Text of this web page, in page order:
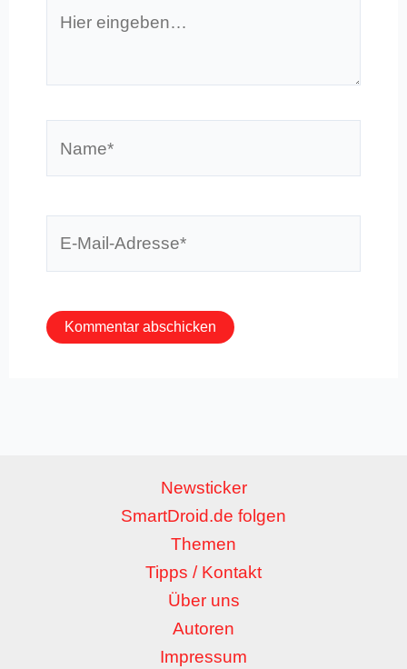
eingeben…
Newsticker
SmartDroid.de folgen
Themen
Tipps / Kontakt
Über uns
Autoren
Impressum